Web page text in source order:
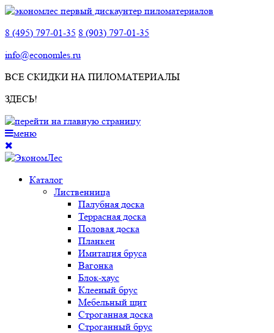
8 (495) 797-01-35 8 (903) 797-01-35
info@economles.ru
ВСЕ СКИДКИ НА ПИЛОМАТЕРИАЛЫ
ЗДЕСЬ!
меню
Каталог
Лиственница
Палубная доска
Террасная доска
Половая доска
Планкен
Имитация бруса
Вагонка
Блок-хаус
Клееный брус
Мебельный щит
Строганная доска
Строганный брус